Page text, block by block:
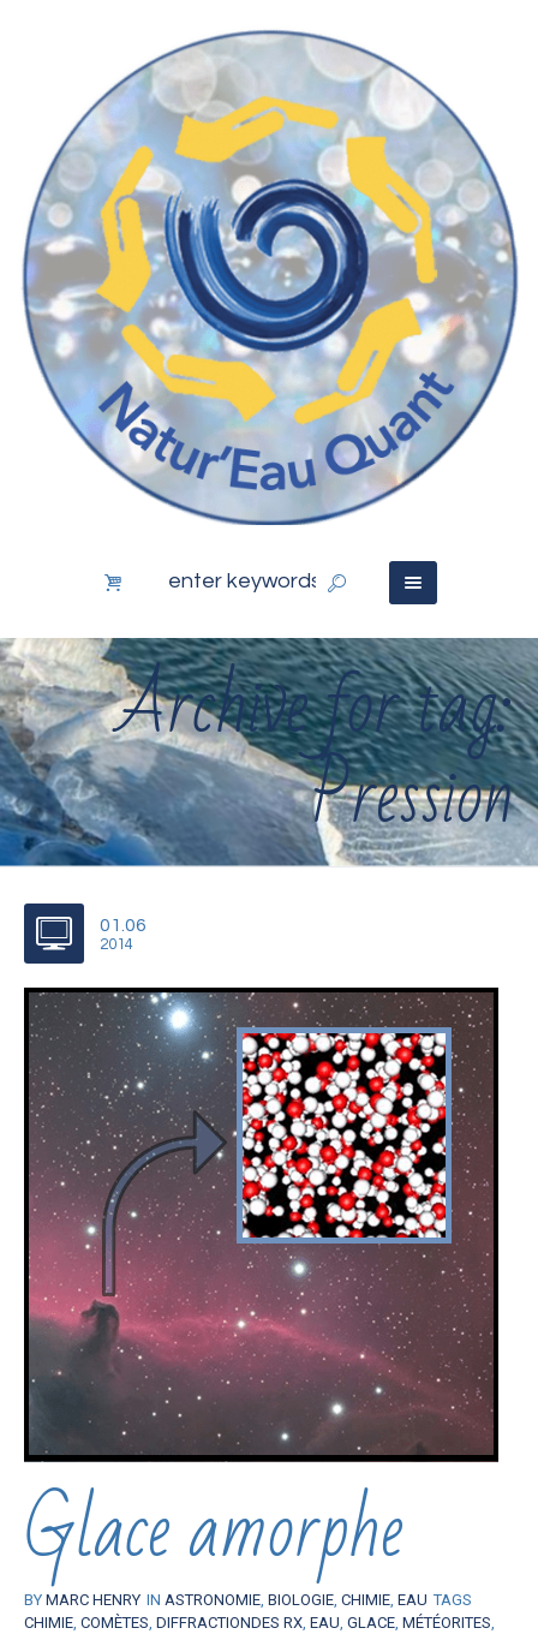
Archive for tag:
Pression
01.06
2014
Glace amorphe
BY MARC HENRY IN ASTRONOMIE BIOLOGIE CHIMIE EAU TAGS
CHIMIE COMÈTES DIFFRACTIONDES RX EAU GLACE MÉTÉORITES